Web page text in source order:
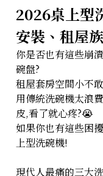
2026桌上型
安裝、租屋
你是否也有這些崩
碗盤?
租屋套房空間小不
用傳統洗碗機太浪
皮,看了就心疼?😭
如果你也有這些困
上型洗碗機!
現代人最痛的三大